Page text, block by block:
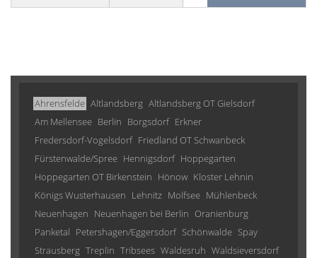
Ahrensfelde Altlandsberg Altlandsberg OT Gielsdorf
Am Mellensee Berlin Borgsdorf Erkner
Fredersdorf-Vogelsdorf Friedland OT Schwanbeck
Fürstenwalde/Spree Hennigsdorf Hoppegarten
Hoppegarten OT Birkenstein Hönow Kloster Lehnin
Königs Wusterhausen Lehnitz Molfsee Mühlenbeck
Neuenhagen Neuenhagen bei Berlin Oranienburg
Panketal Petershagen/Eggersdorf Schönwalde Spay
Strausberg Treplin Tribsees Waldesruh Waldsieversdorf